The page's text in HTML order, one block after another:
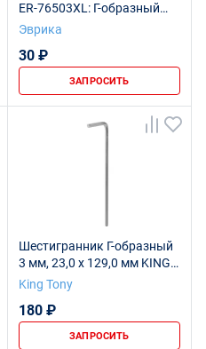
ER-76503XL: Г-образный
экстрадлинный с шаром
Эврика
30 ₽
ЗАПРОСИТЬ
Шестигранник Г-образный
3 мм, 23,0 х 129,0 мм KING
TONY 112503M
King Tony
180 ₽
ЗАПРОСИТЬ